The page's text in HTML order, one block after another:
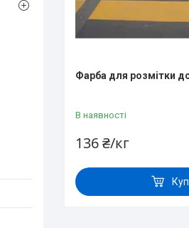
Фарба для розмітки
В наявності
136 ₴/кг